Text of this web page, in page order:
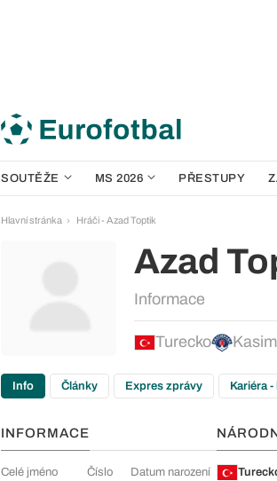
SOUTĚŽE MS 2026 PŘESTUPY
Hlavní stránka Hráči - Azad Toptik
Azad
Informace
Turecko
Info Články Expres zprávy Kariéra
INFORMACE
Celé jméno
Číslo
Datum narození